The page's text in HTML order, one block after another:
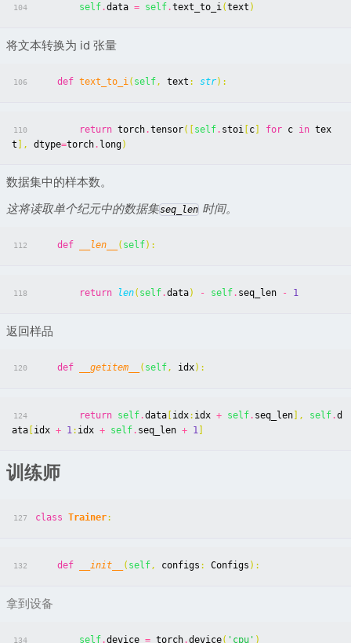
104 self.data = self.text_to_i(text )
将文本转换为 id 张量
106 def text_to_i( self, text : str):
110 return torch.tensor([ self. stoi c for c in tex
t ], dtype=torch. long)
数据集中的样本数。
这将读取单个纪元中的数据集seq_len 时间。
112 def __len__ ( self):
118 return len( self.data) - self. seq_len - 1
返回样品
120 def __getitem__ ( self, idx):
124 return self.data idx: idx + self. seq_len ], self.d
ata idx + 1: idx + self. seq_len + 1
训练师
127 class Trainer:
132 def __init__ ( self, configs : Configs ):
拿到设备
134 self.device = torch.device( 'cpu' )